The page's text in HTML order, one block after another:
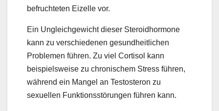
befruchteten Eizelle vor.
Ein Ungleichgewicht dieser Steroidhormone
kann zu verschiedenen gesundheitlichen
Problemen führen. Zu viel Cortisol kann
beispielsweise zu chronischem Stress führen,
während ein Mangel an Testosteron zu
sexuellen Funktionsstörungen führen kann.